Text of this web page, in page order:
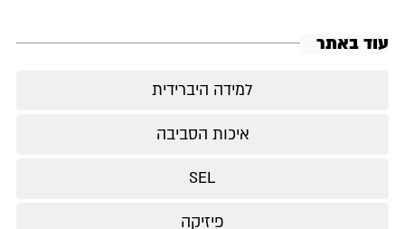
עוד באתר
למידה היברידית
איכות הסביבה
SEL
פיזיקה